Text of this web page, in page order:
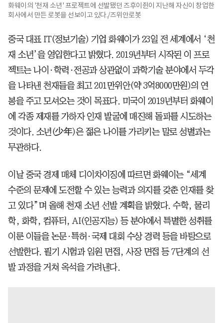
화웨이의 '천재 소년' 프로젝트에 선발됐던 즈후이쥔이 지난해 자신이 창업한
회사에서 만든 로봇을 선보이고 있다./즈위안로봇
중국 대표 IT(정보기술) 기업 화웨이가 23일 전 세계에서 ‘천
재 소년’을 영입한다고 밝혔다. 2019년부터 시작된 이 프로
젝트는 나이·학력·전공과 상관없이 과학기술 분야에서 두각
을 나타낸 천재들을 최고 201만위안(약 3억8000만원)의 연
봉을 주고 모셔오는 것이 목표다. 미국이 2019년부터 화웨이
에 각종 제재를 가하자 인재 발굴에 매진해 돌파를 시도하는
것이다. 소년(少年)은 젊은 나이를 가리키는 말로 성별과는
무관하다.
이날 중국 경제 매체 디이차이징에 따르면 화웨이는 “세계
수준의 문제에 도전할 수 있는 능력과 의지를 갖춘 인재를 찾
고 있다”며 올해 천재 소년 선발 계획을 밝혔다. 수학, 물리
학, 화학, 컴퓨터, AI(인공지능) 등 분야에서 특별한 성취를
이룬 이들을 논문·특허·국제 대회 수상 경력 등을 바탕으로
선발한다. 필기 시험과 임원 면접, 사장 면접 등 7단계의 선
발 과정을 거쳐 옥석을 가려낸다.